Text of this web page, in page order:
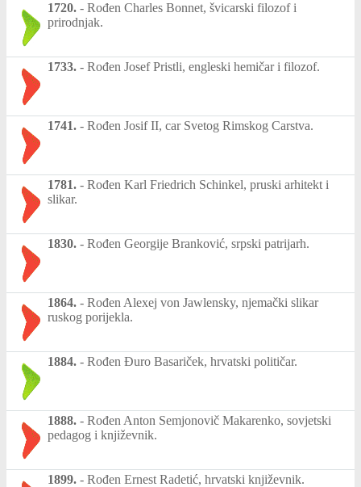
1720. - Rođen Charles Bonnet, švicarski filozof i
prirodnjak.
1733. - Rođen Josef Pristli, engleski hemičar i filozof.
1741. - Rođen Josif II, car Svetog Rimskog Carstva.
1781. - Rođen Karl Friedrich Schinkel, pruski arhitekt i
slikar.
1830. - Rođen Georgije Branković, srpski patrijarh.
1864. - Rođen Alexej von Jawlensky, njemački slikar
ruskog porijekla.
1884. - Rođen Đuro Basariček, hrvatski političar.
1888. - Rođen Anton Semjonovič Makarenko, sovjetski
pedagog i književnik.
1899. - Rođen Ernest Radetić, hrvatski književnik.